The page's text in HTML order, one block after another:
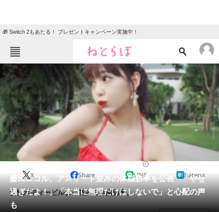
🎁 Switch 2もあたる！ プレゼントキャンペーン実施中！
ねとらぼメニュー
TOP ニュース
エンタメ クイズ
グルメ 地域
住まい
動物
会員記事
メディア
藤田ニコル、アスリート並みの体脂肪率を公表 「やせ
過ぎだよ！」「本当に無理だけはしないで」と心配の声
も
X Share LINE hatena
女性ボディービルダー並みの体脂肪率。